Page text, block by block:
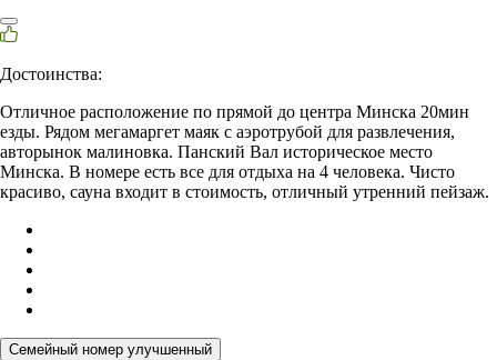
Достоинства:
Отличное расположение по прямой до центра Минска 20мин
езды. Рядом мегамаргет маяк с аэротрубой для развлечения,
авторынок малиновка. Панский Вал историческое место
Минска. В номере есть все для отдыха на 4 человека. Чисто
красиво, сауна входит в стоимость, отличный утренний пейзаж.
Семейный номер улучшенный